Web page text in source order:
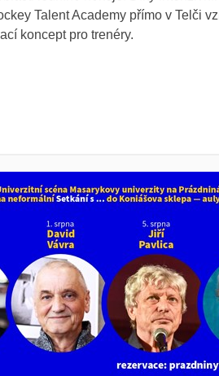
Talent Academy přímo v Telči
koncept pro trenéry.